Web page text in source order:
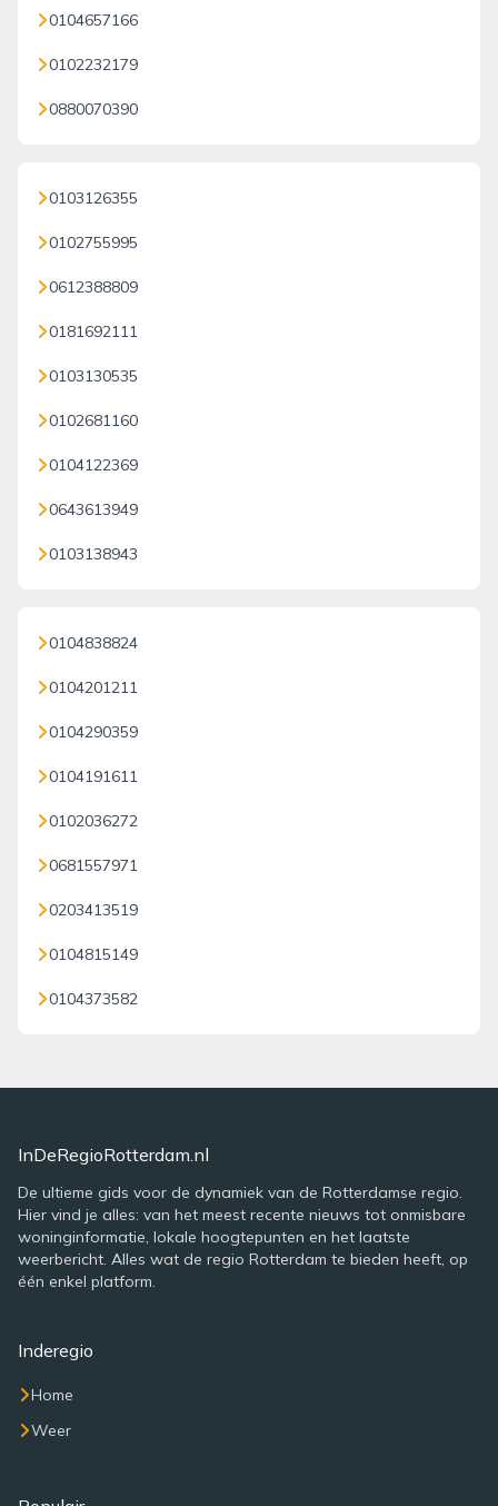
0104657166
0102232179
0880070390
0103126355
0102755995
0612388809
0181692111
0103130535
0102681160
0104122369
0643613949
0103138943
0104838824
0104201211
0104290359
0104191611
0102036272
0681557971
0203413519
0104815149
0104373582
InDeRegioRotterdam.nl
De ultieme gids voor de dynamiek van de Rotterdamse regio.
Hier vind je alles: van het meest recente nieuws tot onmisbare
woninginformatie, lokale hoogtepunten en het laatste
weerbericht. Alles wat de regio Rotterdam te bieden heeft, op
één enkel platform.
Inderegio
Home
Weer